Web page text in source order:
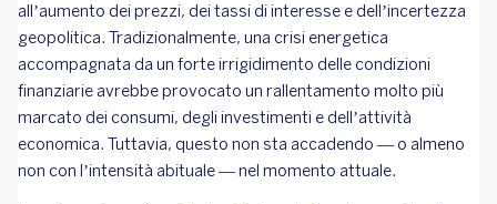
all’aumento dei prezzi, dei tassi di interesse e dell’incertezza
geopolitica. Tradizionalmente, una crisi energetica
accompagnata da un forte irrigidimento delle condizioni
finanziarie avrebbe provocato un rallentamento molto più
marcato dei consumi, degli investimenti e dell’attività
economica. Tuttavia, questo non sta accadendo — o almeno
non con l’intensità abituale — nel momento attuale.